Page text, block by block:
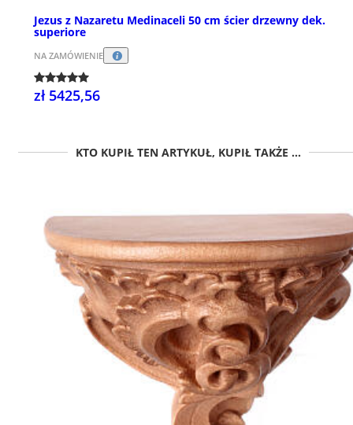
Jezus z Nazaretu Medinaceli 50 cm ścier drzewny dek.
superiore
NA ZAMÓWIENIE
zł 5425,56
KTO KUPIŁ TEN ARTYKUŁ, KUPIŁ TAKŻE ...